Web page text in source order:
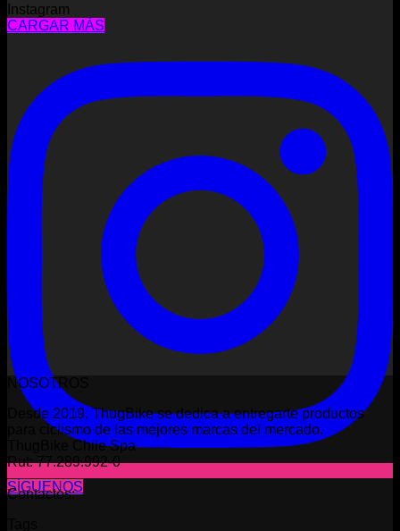
Instagram
CARGAR MÁS
SÍGUENOS
NOSOTROS
Desde 2019, ThugBike se dedica a entregarte productos
para ciclismo de las mejores marcas del mercado.
ThugBike Chile Spa
Rut: 77.289.992-0
Contactos: